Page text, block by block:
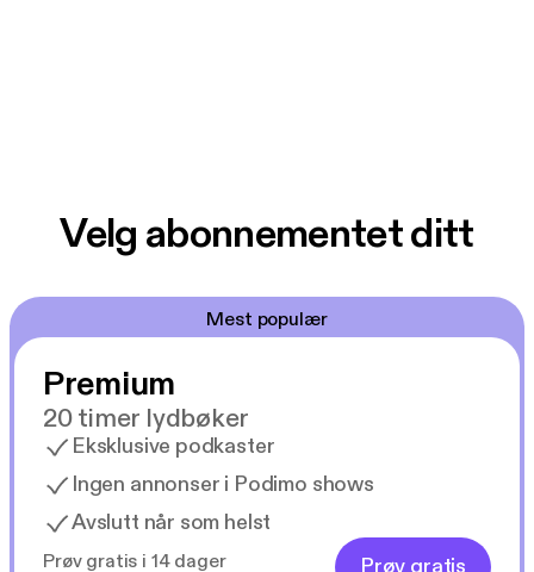
Velg abonnementet ditt
Mest populær
Premium
20 timer lydbøker
Eksklusive podkaster
Ingen annonser i Podimo shows
Avslutt når som helst
Prøv gratis i 14 dager